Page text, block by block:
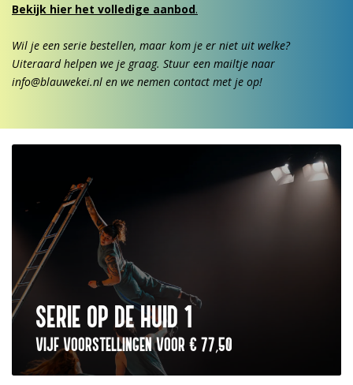
Bekijk hier het volledige aanbod.
Wil je een serie bestellen, maar kom je er niet uit welke?
Uiteraard helpen we je graag. Stuur een mailtje naar
info@blauwekei.nl en we nemen contact met je op!
SERIE OP DE HUID 1
VIJF VOORSTELLINGEN VOOR € 77,50